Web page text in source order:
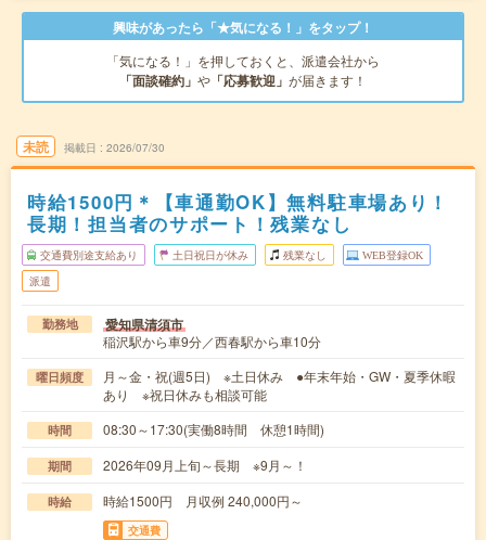
興味があったら「★気になる！」をタップ！
「気になる！」を押しておくと、派遣会社から
「面談確約」 や 「応募歓迎」 が届きます！
未読 掲載日 2026/07/30
時給1500円＊【車通勤OK】無料駐車場あり！
長期！担当者のサポート！残業なし
交通費別途支給あり 土日祝日が休み 残業なし WEB登録OK
派遣
勤務地 愛知県清須市
稲沢駅から車9分／西春駅から車10分
曜日頻度
月～金・祝(週5日) ※土日休み ●年末年始・GW・夏季休暇
あり ※祝日休みも相談可能
時間 08:30～17:30(実働8時間 休憩1時間)
期間 2026年09月上旬～長期 ※9月～！
時給 時給1500円 月収例 240,000円～
交通費